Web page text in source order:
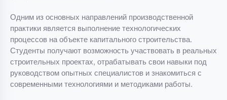
Одним из основных направлений производственной
практики является выполнение технологических
процессов на объекте капитального строительства.
Студенты получают возможность участвовать в реальных
строительных проектах, отрабатывать свои навыки под
руководством опытных специалистов и знакомиться с
современными технологиями и методиками работы.